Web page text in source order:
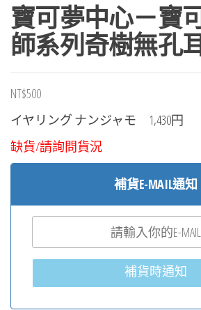
寶可夢中心－寶
師系列奇樹無孔
NT$500
イヤリング ナンジャモ 1,430円
缺貨/請詢問貨況
補貨E-MAIL通知
補貨時通知